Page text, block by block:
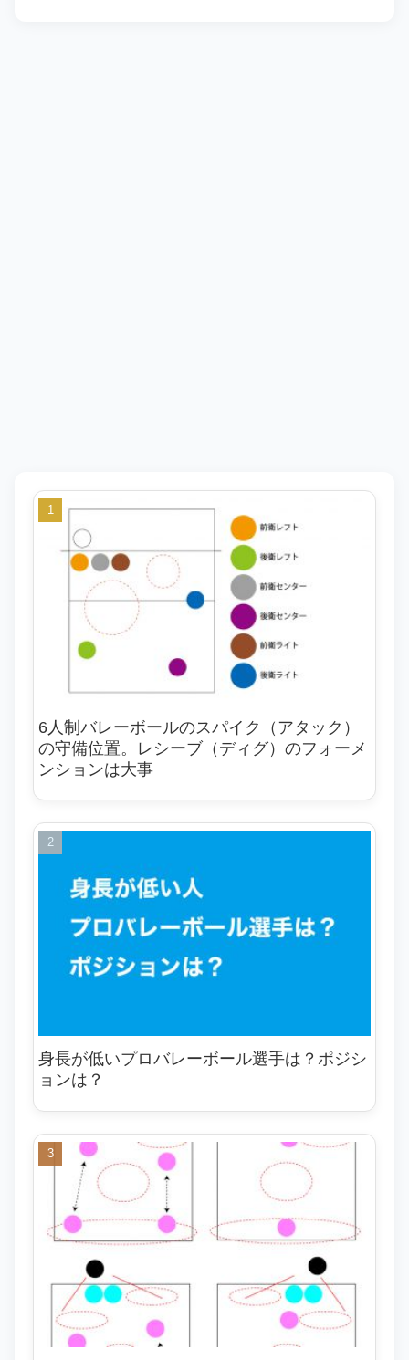
6人制バレーボールのスパイク（アタック）
の守備位置。レシーブ（ディグ）のフォーメ
ンションは大事
身長が低いプロバレーボール選手は？ポジシ
ョンは？